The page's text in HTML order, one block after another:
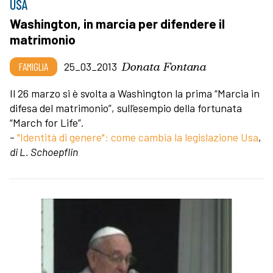
USA
Washington, in marcia per difendere il
matrimonio
FAMIGLIA 25_03_2013 Donata Fontana
Il 26 marzo si è svolta a Washington la prima “Marcia in
difesa del matrimonio”, sull’esempio della fortunata
“March for Life”.
- "Identità di genere": come cambia la legislazione Usa,
di L. Schoepflin